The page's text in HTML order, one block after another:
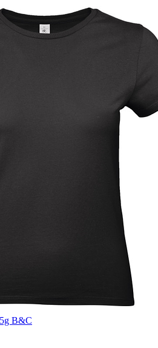
B&C